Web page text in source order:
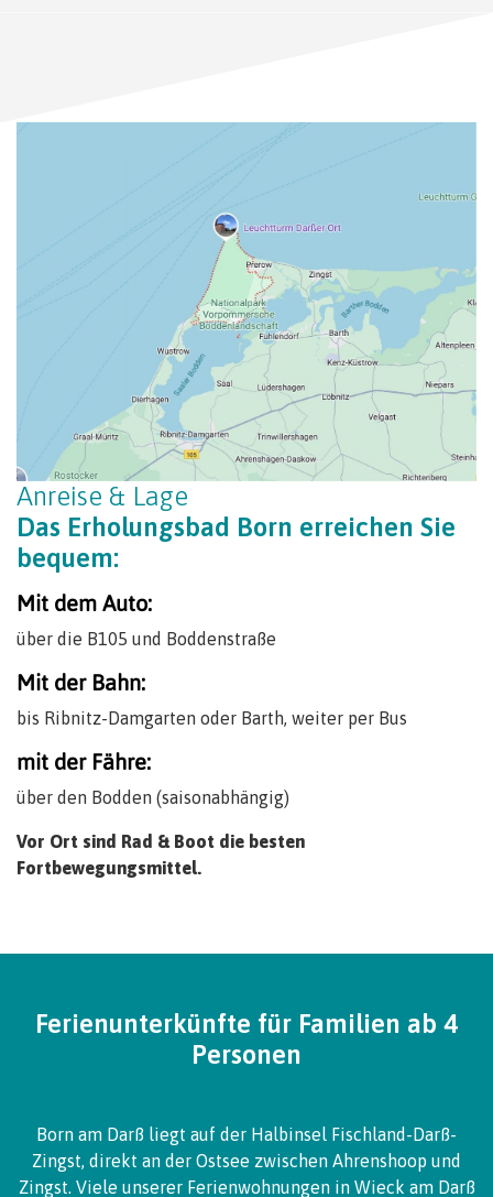
Anreise & Lage
Das Erholungsbad Born erreichen Sie
bequem:
Mit dem Auto:
über die B105 und Boddenstraße
Mit der Bahn:
bis Ribnitz-Damgarten oder Barth, weiter per Bus
mit der Fähre:
über den Bodden (saisonabhängig)
Vor Ort sind Rad & Boot die besten
Fortbewegungsmittel.
Ferienunterkünfte für Familien ab 4
Personen
Born am Darß liegt auf der Halbinsel Fischland-Darß-
Zingst, direkt an der Ostsee zwischen Ahrenshoop und
Zingst. Viele unserer Ferienwohnungen in Wieck am Darß